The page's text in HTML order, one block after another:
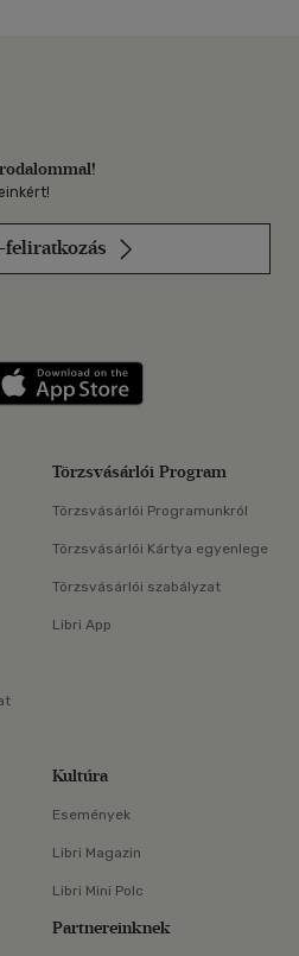
ona LinkedInen
applikáció Szerezd meg: Google
Törzsvásárlói Program
Törzsvásárlói Programunkról
Törzsvásárlói Kártya egyenlege
Törzsvásárlói szabályzat
Libri App
Kultúra
Események
Libri Magazin
Libri Mini Polc
Partnereinknek